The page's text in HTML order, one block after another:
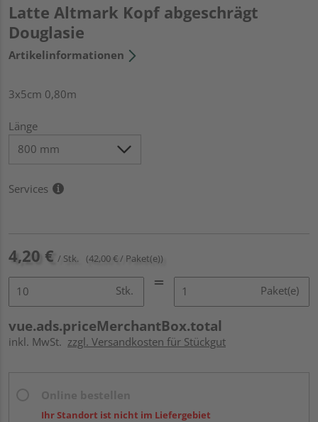
Latte Altmark Kopf abgeschrägt
Douglasie
Artikelinformationen
3x5cm 0,80m
Länge
Services
4,20 € / Stk. (42,00 € / Paket(e))
Stk. Paket(e)
vue.ads.priceMerchantBox.total
inkl. MwSt. zzgl. Versandkosten für Stückgut
Ihr Standort ist nicht im Liefergebiet